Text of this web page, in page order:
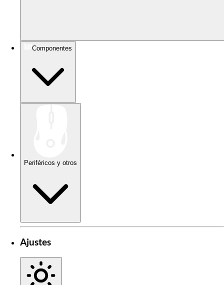
Componentes
Periféricos y otros
Ajustes